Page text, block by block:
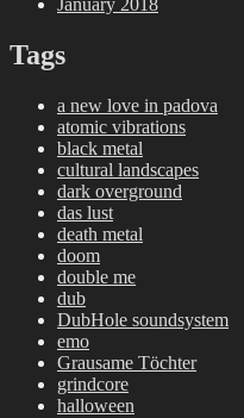
January 2018
Tags
a new love in padova
atomic vibrations
black metal
cultural landscapes
dark overground
das lust
death metal
doom
double me
dub
DubHole soundsystem
emo
Grausame Töchter
grindcore
halloween